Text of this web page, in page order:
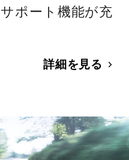
ポート機能が充
詳細を見る